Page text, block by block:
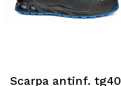
Scarpa antinf. tg40